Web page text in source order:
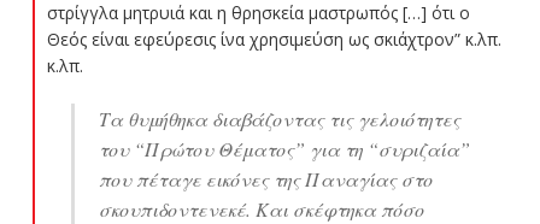
στρίγγλα μητρυιά και η θρησκεία μαστρωπός […] ότι ο
Θεός είναι εφεύρεσις ίνα χρησιμεύση ως σκιάχτρον” κ.λπ.
κ.λπ.
Τα θυμήθηκα διαβάζοντας τις γελοιότητες
του “Πρώτου Θέματος” για τη “συριζαία”
που πέταγε εικόνες της Παναγίας στο
σκουπιδοντενεκέ. Και σκέφτηκα πόσο